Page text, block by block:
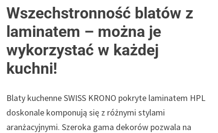
Wszechstronność blatów z
laminatem – można je
wykorzystać w każdej
kuchni!
Blaty kuchenne SWISS KRONO pokryte laminatem HPL
doskonale komponują się z różnymi stylami
aranżacyjnymi. Szeroka gama dekorów pozwala na